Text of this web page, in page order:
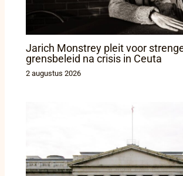
Jarich Monstrey pleit voor
grensbeleid na crisis in Ceuta
2 augustus 2026